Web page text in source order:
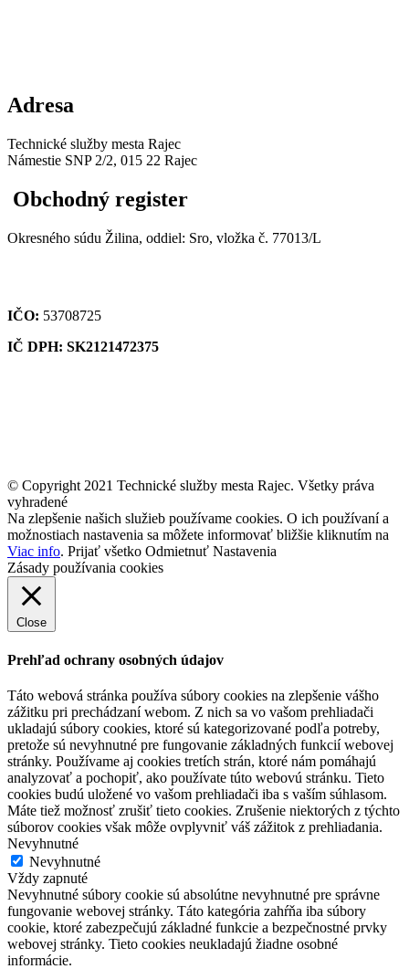
Adresa
Technické služby mesta Rajec
Námestie SNP 2/2, 015 22 Rajec
Obchodný register
Okresného súdu Žilina, oddiel: Sro, vložka č. 77013/L
IČO: 53708725
IČ DPH: SK2121472375
© Copyright 2021 Technické služby mesta Rajec. Všetky práva
vyhradené
Na zlepšenie našich služieb používame cookies. O ich používaní a
možnostiach nastavenia sa môžete informovať bližšie kliknutím na
Viac info. Prijať všetko Odmietnuť Nastavenia
Zásady používania cookies
Close
Prehľad ochrany osobných údajov
Táto webová stránka používa súbory cookies na zlepšenie vášho
zážitku pri prechádzaní webom. Z nich sa vo vašom prehliadači
ukladajú súbory cookies, ktoré sú kategorizované podľa potreby,
pretože sú nevyhnutné pre fungovanie základných funkcií webovej
stránky. Používame aj cookies tretích strán, ktoré nám pomáhajú
analyzovať a pochopiť, ako používate túto webovú stránku. Tieto
cookies budú uložené vo vašom prehliadači iba s vaším súhlasom.
Máte tiež možnosť zrušiť tieto cookies. Zrušenie niektorých z týchto
súborov cookies však môže ovplyvniť váš zážitok z prehliadania.
Nevyhnutné
Nevyhnutné
Vždy zapnuté
Nevyhnutné súbory cookie sú absolútne nevyhnutné pre správne
fungovanie webovej stránky. Táto kategória zahŕňa iba súbory
cookie, ktoré zabezpečujú základné funkcie a bezpečnostné prvky
webovej stránky. Tieto cookies neukladajú žiadne osobné
informácie.